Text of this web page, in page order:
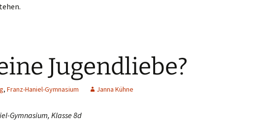
Jugendliebe?
, Franz-Haniel-Gymnasium Janna Kühne
Gymnasium, Klasse 8d